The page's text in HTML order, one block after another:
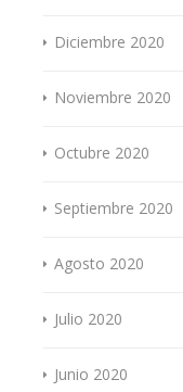
Diciembre 2020
Noviembre 2020
Octubre 2020
Septiembre 2020
Agosto 2020
Julio 2020
Junio 2020